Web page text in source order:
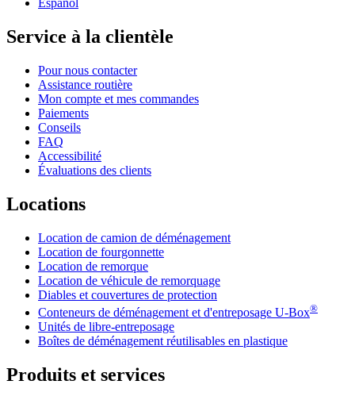
Español
Service à la clientèle
Pour nous contacter
Assistance routière
Mon compte et mes commandes
Paiements
Conseils
FAQ
Accessibilité
Évaluations des clients
Locations
Location de camion de déménagement
Location de fourgonnette
Location de remorque
Location de véhicule de remorquage
Diables et couvertures de protection
Conteneurs de déménagement et d'entreposage U-Box®
Unités de libre-entreposage
Boîtes de déménagement réutilisables en plastique
Produits et services